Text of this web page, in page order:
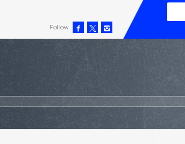
Follow